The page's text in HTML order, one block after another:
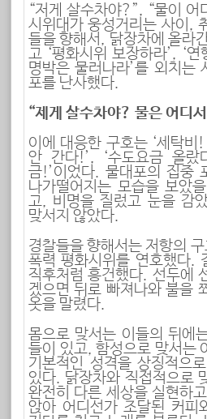
“저게 살수차야?”, “물이 어
시위대가 웅성거리는 사이,
들을 향해서, 닭장차에 올라
고 ‘평화시위 보장하라’, ‘연
명박은 물러나라’를 외치는
포를 난사했다.
“제게 살수차야? 물은 어디
이에 대응한 구호는 ‘세탁비
안 간다!’, ‘수도요금 올
금!’이었다. 물대포의 집중
나가떨어지는 모습을 보았
고, 비명을 질렀고 눈을 감
맞서지 않았다.
경찰들을 향해서는 저항의
폭력 평화시위를 연호했다.
직후처럼 흥건했다. 선두에
겠으면 뒤로 빠져나와 불을
옷을 말렸다.
몸으로 맞서는 이들의 뒤에
들이 있고, 함성으로 맞서는
기본적인 성격을 상징적으
있다. 닭장차와 직접적으로
완전히 다른 세상을 실현하
앉아 어디선가 조달된 커피